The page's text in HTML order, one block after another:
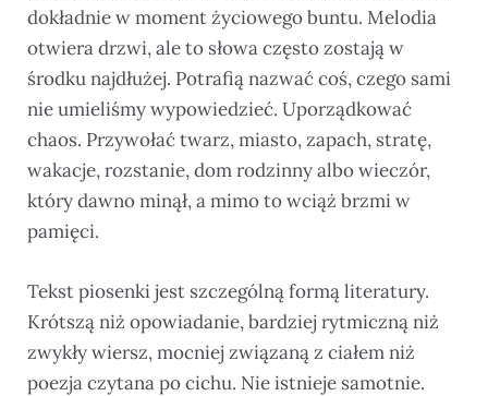
dokładnie w moment życiowego buntu. Melodia
otwiera drzwi, ale to słowa często zostają w
środku najdłużej. Potrafią nazwać coś, czego sami
nie umieliśmy wypowiedzieć. Uporządkować
chaos. Przywołać twarz, miasto, zapach, stratę,
wakacje, rozstanie, dom rodzinny albo wieczór,
który dawno minął, a mimo to wciąż brzmi w
pamięci.
Tekst piosenki jest szczególną formą literatury.
Krótszą niż opowiadanie, bardziej rytmiczną niż
zwykły wiersz, mocniej związaną z ciałem niż
poezja czytana po cichu. Nie istnieje samotnie.